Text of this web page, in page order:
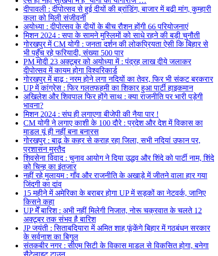
दीपावली : दीपोत्सव से हुई दीयों की ब्रांडिंग, बाजार में बढ़ी मांग, कुम्हारी
कला को मिली संजीवनी
अयोध्या : दीपोत्सव के दीयों के बीच रौशन होंगी 66 परियोजनाएं
मिशन 2024 : सपा के सामने मुस्लिमों को साधे रहने की बड़ी चुनौती
गोरखपुर में CM योगी : जनता दर्शन की लोकप्रियता ऐसी कि बिहार से
भी पहुँच रहे फरियादी, संख्या 500 पार
PM मोदी 23 अक्टूबर को अयोध्या में : पंद्रह लाख दीये जलाकर
दीपोत्सव में कायम होगा विश्वरिकार्ड
गोरखपुर में बाढ़ : नरम होने लगा नदियों का तेवर, फिर भी संकट बरकरार
UP में कांग्रेस : फिर गलतफहमी का शिकार हुआ पार्टी हाइकमान
अखिलेश और शिवपाल फिर होंगे साथ : क्या राजनीति पर भारी पड़ेगी
भावना?
मिशन 2024 : संघ ही लगाएगा बीजेपी की नैया पार !
CM योगी ने लगाए काशी के 100 दौरे : प्रदेश और देश में विकास का
माडल यूं ही नहीं बना बनारस
गोरखपुर : बाढ़ के कहर से कराह रहा जिला, सभी नदियां उफान पर,
प्रशासन मुस्तैद
शिवसेना विवाद : चुनाव आयोग ने दिया उद्धव और शिंदे को पार्टी नाम, शिंदे
को चिन्ह का इंतजार
नहीं रहे मुलायम : गाँव और राजनीति के अखाड़े में जीतने वाला हार गया
जिंदगी का दांव
15 महीने में अमेरिका के बराबर होगा UP में सड़कों का नेटवर्क, जानिए
किसने कहा
UP मेँ बारिश : अभी नहीं मिलेगी निजात, नोरू चक्रवात के चलते 12
अक्टूबर तक संभव है बारिश
JP जयंती : सिताबदियारा में अमित शाह फूंकेंगे बिहार में गठबंधन सरकार
के सर्वनाश का बिगुल
संतकबीर नगर : सीएम सिटी के विकास माडल से विकसित होगा, बनेगा
सैटेलाइट टाउन